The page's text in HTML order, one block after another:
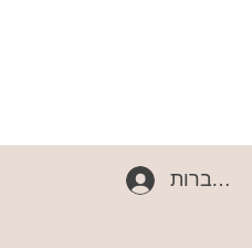
להתחברות